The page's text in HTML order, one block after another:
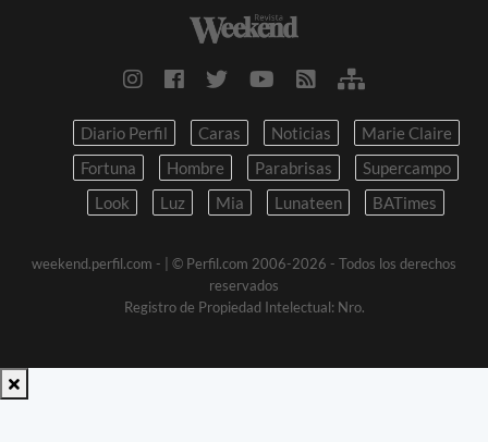
Diario Perfil Caras Noticias
Marie Claire
Fortuna
Hombre Parabrisas
Supercampo
Look
Luz Mia Lunateen BATimes
weekend.perfil.com -
| © Perfil.com 2006-2026 - Todos los derechos
reservados
Registro de Propiedad Intelectual: Nro.